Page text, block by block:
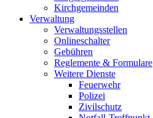
Kirchgemeinden
Verwaltung
Verwaltungsstellen
Onlineschalter
Gebühren
Reglemente & Formulare
Weitere Dienste
Feuerwehr
Polizei
Zivilschutz